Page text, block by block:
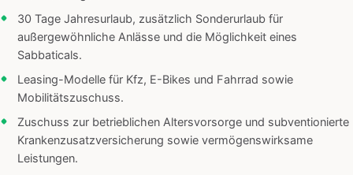
30 Tage Jahresurlaub, zusätzlich Sonderurlaub für
außergewöhnliche Anlässe und die Möglichkeit eines
Sabbaticals.
Leasing-Modelle für Kfz, E-Bikes und Fahrrad sowie
Mobilitätszuschuss.
Zuschuss zur betrieblichen Altersvorsorge und subventionierte
Krankenzusatzversicherung sowie vermögenswirksame
Leistungen.